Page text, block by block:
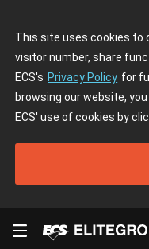
This site uses cookies to
visitor number, share
ECS's Privacy Policy for
browsing our website,
ECS' use of cookies by